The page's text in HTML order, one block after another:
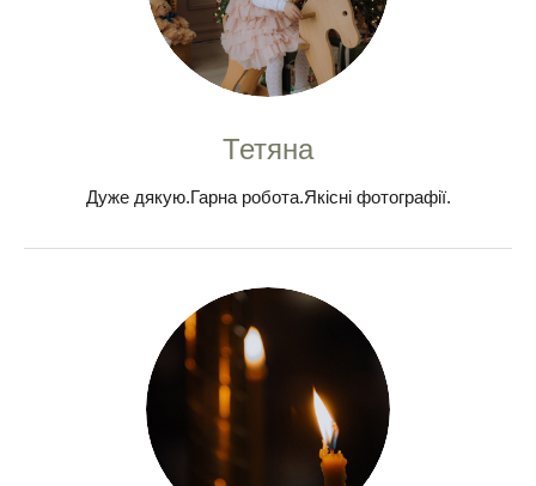
Тетяна
Дуже дякую.Гарна робота.Якісні фотографії.